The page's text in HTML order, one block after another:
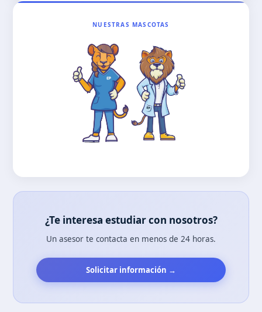
NUESTRAS MASCOTAS
¿Te interesa estudiar con nosotros?
Un asesor te contacta en menos de 24 horas.
Solicitar información →